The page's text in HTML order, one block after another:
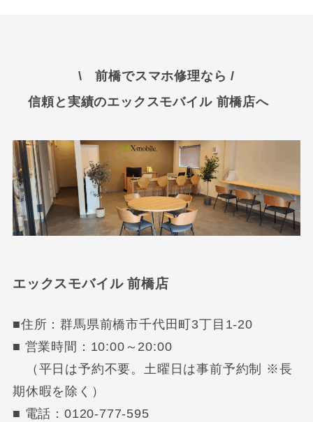
\ 前橋でスマホ修理なら /
信頼と実績のエックスモバイル 前橋店へ
エックスモバイル 前橋店
■住所：群馬県前橋市千代田町3丁目1-20
■ 営業時間：10:00～20:00
（平日は予約不要。土曜日は事前予約制 ※長
期休暇を除く）
■ 電話：0120-777-595